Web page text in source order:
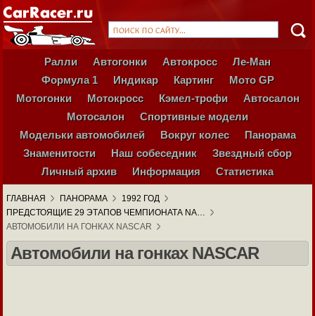
Ралли Автогонки Автокросс
Ле-Ман
Формула 1
Индикар Картинг
Мото GP
Мотогонки
Мотокросс Кэмел-трофи
Автосалон
Мотосалон
Спортивные модели
Модельки автомобилей
Вокруг колес
Панорама
Знаменитости
Наш собеседник
Звездный сбор
Личный архив
Информация Статистика
ГЛАВНАЯ ПАНОРАМА
1992 ГОД
ПРЕДСТОЯЩИЕ 29 ЭТАПОВ ЧЕМПИОНАТА NA…
АВТОМОБИЛИ НА ГОНКАХ NASCAR
Автомобили на гонках NASCAR